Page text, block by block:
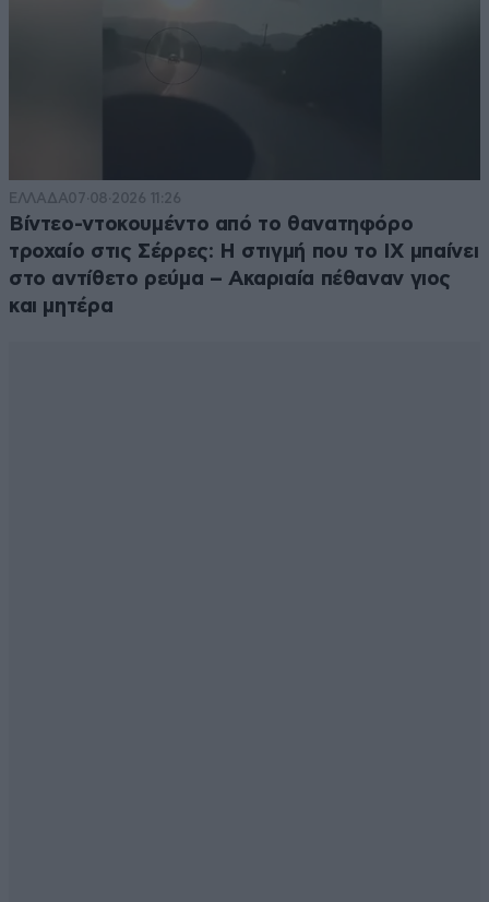
ΕΛΛΑΔΑ07·08·2026 11:26
Βίντεο-ντοκουμέντο από το θανατηφόρο
τροχαίο στις Σέρρες: Η στιγμή που το ΙΧ μπαίνει
στο αντίθετο ρεύμα – Ακαριαία πέθαναν γιος
και μητέρα